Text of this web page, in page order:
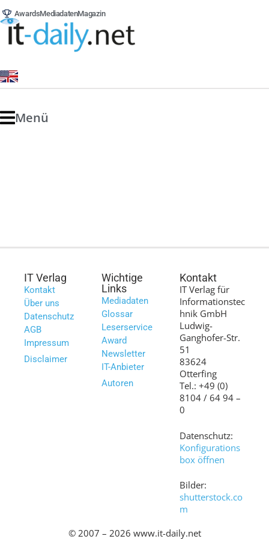
AwardsMediadatenMagazin
Menü
IT Verlag
Kontakt
Über uns
Datenschutz
AGB
Impressum
Disclaimer
Wichtige
Links
Mediadaten
Glossar
Leserservice
Award
Newsletter
IT-Anbieter
Autoren
Kontakt
IT Verlag für
Informationstec
hnik GmbH
Ludwig-
Ganghofer-Str.
51
83624
Otterfing
Tel.: +49 (0)
8104 / 64 94 –
0
Datenschutz:
Konfigurations
box öffnen
Bilder:
shutterstock.co
m
© 2007 – 2026 www.it-daily.net